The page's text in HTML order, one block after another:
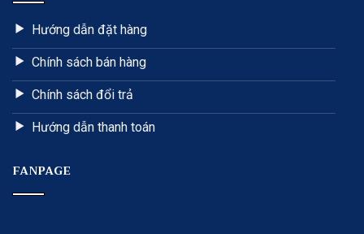
Hướng dẫn đặt hàng
Chính sách bán hàng
Chính sách đổi trả
Hướng dẫn thanh toán
FANPAGE